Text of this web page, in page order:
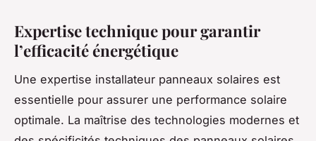
Expertise technique pour garantir
l’efficacité énergétique
Une expertise installateur panneaux solaires est
essentielle pour assurer une performance solaire
optimale. La maîtrise des technologies modernes et